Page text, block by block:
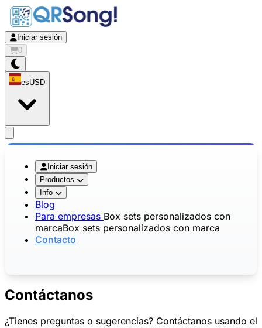
Iniciar sesión
0
esUSD
Iniciar sesión
Productos
Info
Blog
Para empresas Box sets personalizados con
marcaBox sets personalizados con marca
Contacto
Contáctanos
¿Tienes preguntas o sugerencias? Contáctanos usando el